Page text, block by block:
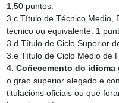
1,50 puntos.
3.c Título de Técnico Medio,
técnico ou equivalente: 1
3.d Título de Ciclo Superior
3.e Título de Ciclo Medio de
4. Coñecemento do idioma
o grao superior alegado e
titulacións oficiais ou que